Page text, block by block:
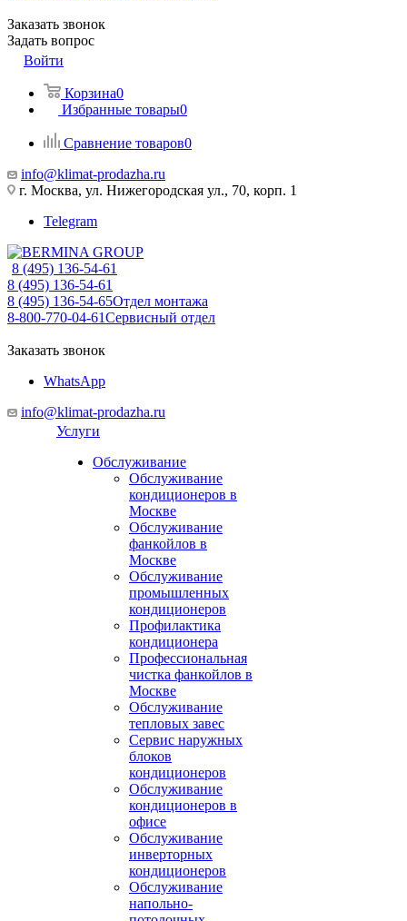
Заказать звонок
Задать вопрос
Войти
Корзина0
Избранные товары0
Сравнение товаров0
info@klimat-prodazha.ru
г. Москва, ул. Нижегородская ул., 70, корп. 1
Telegram
8 (495) 136-54-61
8 (495) 136-54-61
8 (495) 136-54-65Отдел монтажа
8-800-770-04-61Сервисный отдел
Заказать звонок
WhatsApp
info@klimat-prodazha.ru
Услуги
Обслуживание
Обслуживание
кондиционеров в
Москве
Обслуживание
фанкойлов в
Москве
Обслуживание
промышленных
кондиционеров
Профилактика
кондиционера
Профессиональная
чистка фанкойлов в
Москве
Обслуживание
тепловых завес
Сервис наружных
блоков
кондиционеров
Обслуживание
кондиционеров в
офисе
Обслуживание
инверторных
кондиционеров
Обслуживание
напольно-